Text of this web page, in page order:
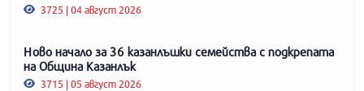
3725 | 04 август 2026
Ново начало за 36 казанлъшки семейства с подкрепата
на Община Казанлък
3715 | 05 август 2026